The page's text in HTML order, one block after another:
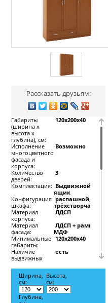
Рассказать друзьям:
Габариты
(ширина х
высота х
глубина), см:
120х200х40
Исполнение
многоцветного
фасада и
корпуса:
Возможно
Количество
дверей:
3
Комплектация: Выдвижной
ящик
Конфигурация
шкафа:
распашной,
трёхстворчатый
Материал
корпуса:
ЛДСП
Материал
фасада:
ЛДСП + рамка
МДФ
Минимальные
габариты:
120х200х40
Наличие
выдвижных
есть
Целевое
назначение:
Для гостиной,
Для спальни,
Для детской
Трехстворчатый
Ширина,
см:
Высота,
см:
Глубина,